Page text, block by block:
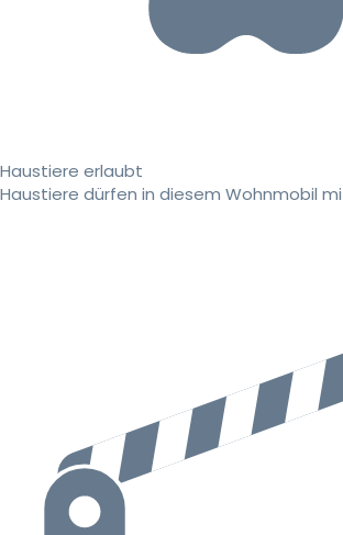
Haustiere erlaubt
Haustiere dürfen in diesem Wohnmobil